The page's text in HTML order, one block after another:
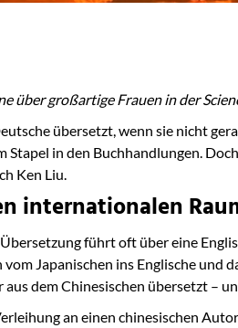
über großartige Frauen in der
übersetzt, wenn sie nicht
in den Buchhandlungen.
Ken Liu.
internationalen
führt oft über eine
Japanischen ins Englische und
dem Chinesischen übersetzt –
an einen chinesischen